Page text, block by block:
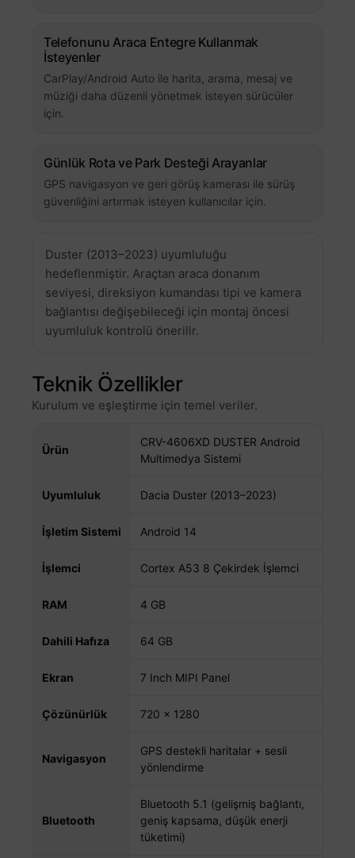
Telefonunu Araca Entegre Kullanmak
İsteyenler
CarPlay/Android Auto ile harita, arama, mesaj ve
müziği daha düzenli yönetmek isteyen sürücüler
için.
Günlük Rota ve Park Desteği Arayanlar
GPS navigasyon ve geri görüş kamerası ile sürüş
güvenliğini artırmak isteyen kullanıcılar için.
Duster (2013–2023) uyumluluğu
hedeflenmiştir. Araçtan araca donanım
seviyesi, direksiyon kumandası tipi ve kamera
bağlantısı değişebileceği için montaj öncesi
uyumluluk kontrolü önerilir.
Teknik Özellikler
Kurulum ve eşleştirme için temel veriler.
Ürün
CRV-4606XD DUSTER Android
Multimedya Sistemi
Uyumluluk Dacia Duster (2013–2023)
İşletim Sistemi Android 14
İşlemci Cortex A53 8 Çekirdek İşlemci
RAM 4 GB
Dahili Hafıza 64 GB
Ekran 7 Inch MIPI Panel
Çözünürlük 720 × 1280
Navigasyon
GPS destekli haritalar + sesli
yönlendirme
Bluetooth
Bluetooth 5.1 (gelişmiş bağlantı,
geniş kapsama, düşük enerji
tüketimi)